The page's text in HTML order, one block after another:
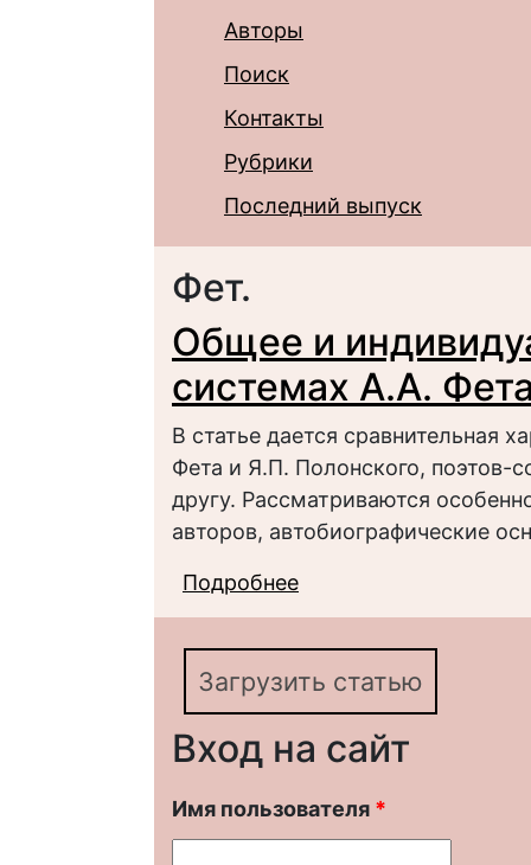
Авторы
Поиск
Контакты
Рубрики
Последний выпуск
Фет.
Общее и
системах А.А.
В статье дается сравнительная
Фета и Я.П. Полонского, поэтов-
другу. Рассматриваются
авторов, автобиографические
Подробнее
Я.П. Полонского
Загрузить статью
Вход на сайт
Имя пользователя *